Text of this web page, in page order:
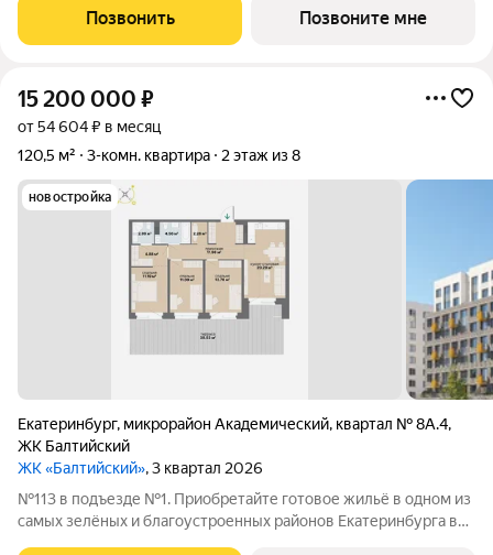
расположение - Преображенский парк под окнами. Если вы
мечтали жить, наслаждаясь чистым
Позвонить Позвоните мне
15 200 000 ₽
от 54 604 ₽ в месяц
120,5 м²
3-комн. квартира 2 этаж из 8
новостройка
Екатеринбург, микрорайон Академический, квартал № 8А.4,
ЖК Балтийский
ЖК «Балтийский», 3 квартал 2026
№113 в подъезде №1. Приобретайте готовое жильё в одном из
самых зелёных и благоустроенных районов Екатеринбурга в